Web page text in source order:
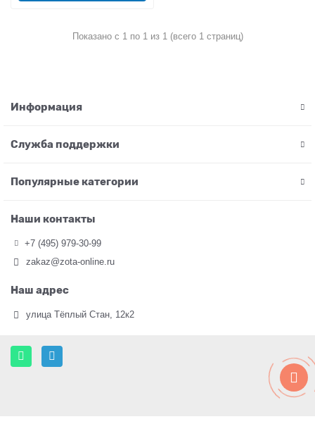
Показано с 1 по 1 из 1 (всего 1 страниц)
Информация
Служба поддержки
Популярные категории
Наши контакты
+7 (495) 979-30-99
zakaz@zota-online.ru
Наш адрес
улица Тёплый Стан, 12к2